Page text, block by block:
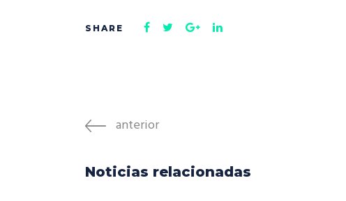
anterior
Noticias relacionadas